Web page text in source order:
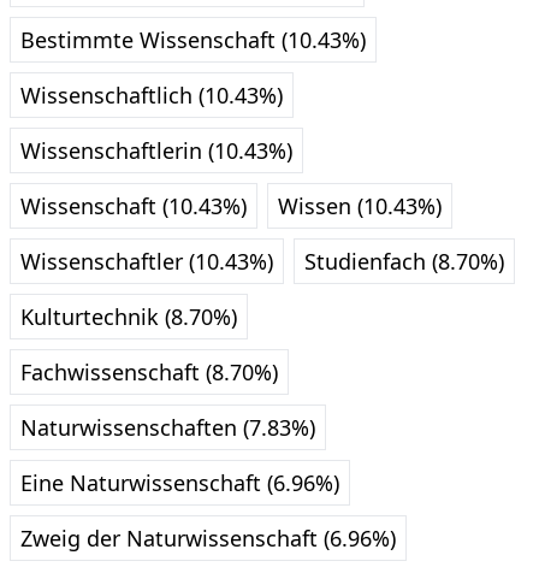
Bestimmte Wissenschaft (10.43%)
Wissenschaftlich (10.43%)
Wissenschaftlerin (10.43%)
Wissenschaft (10.43%)
Wissen (10.43%)
Wissenschaftler (10.43%)
Studienfach (8.70%)
Kulturtechnik (8.70%)
Fachwissenschaft (8.70%)
Naturwissenschaften (7.83%)
Eine Naturwissenschaft (6.96%)
Zweig der Naturwissenschaft (6.96%)